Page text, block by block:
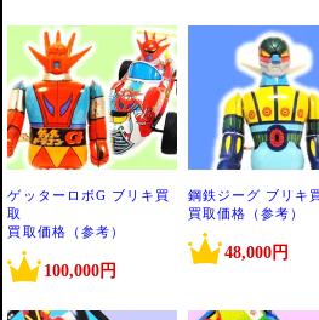
ゲッターロボG ブリキ買
取
買取価格（参考）
100,000円
鋼鉄ジーグ ブリキ
買取価格（参考）
48,000円